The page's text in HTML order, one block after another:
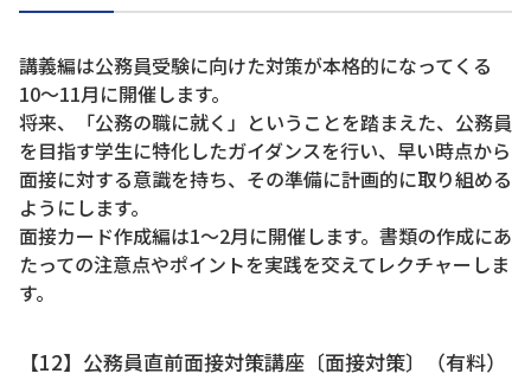
講義編は公務員受験に向けた対策が本格的になってくる
10～11月に開催します。
将来、「公務の職に就く」ということを踏まえた、公務員
を目指す学生に特化したガイダンスを行い、早い時点から
面接に対する意識を持ち、その準備に計画的に取り組める
ようにします。
面接カード作成編は1～2月に開催します。書類の作成にあ
たっての注意点やポイントを実践を交えてレクチャーしま
す。
【12】公務員直前面接対策講座〔面接対策〕（有料）